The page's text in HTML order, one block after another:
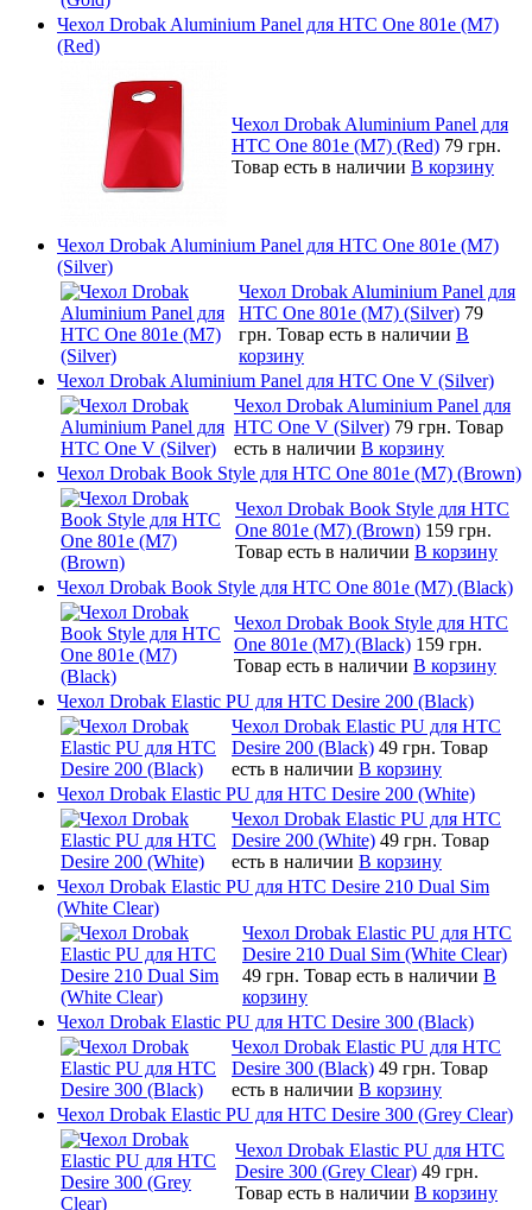
Чехол Drobak Aluminium Panel для HTC One 801e (M7)
(Red)
Чехол Drobak Aluminium Panel для
HTC One 801e (M7) (Red) 79 грн.
Товар есть в наличии В корзину
Чехол Drobak Aluminium Panel для HTC One 801e (M7)
(Silver)
Чехол Drobak Aluminium Panel для
HTC One 801e (M7) (Silver) 79
грн. Товар есть в наличии В
корзину
Чехол Drobak Aluminium Panel для HTC One V (Silver)
Чехол Drobak Aluminium Panel для
HTC One V (Silver) 79 грн. Товар
есть в наличии В корзину
Чехол Drobak Book Style для HTC One 801e (M7) (Brown)
Чехол Drobak Book Style для HTC
One 801e (M7) (Brown) 159 грн.
Товар есть в наличии В корзину
Чехол Drobak Book Style для HTC One 801e (M7) (Black)
Чехол Drobak Book Style для HTC
One 801e (M7) (Black) 159 грн.
Товар есть в наличии В корзину
Чехол Drobak Elastic PU для HTC Desire 200 (Black)
Чехол Drobak Elastic PU для HTC
Desire 200 (Black) 49 грн. Товар
есть в наличии В корзину
Чехол Drobak Elastic PU для HTC Desire 200 (White)
Чехол Drobak Elastic PU для HTC
Desire 200 (White) 49 грн. Товар
есть в наличии В корзину
Чехол Drobak Elastic PU для HTC Desire 210 Dual Sim
(White Clear)
Чехол Drobak Elastic PU для HTC
Desire 210 Dual Sim (White Clear)
49 грн. Товар есть в наличии В
корзину
Чехол Drobak Elastic PU для HTC Desire 300 (Black)
Чехол Drobak Elastic PU для HTC
Desire 300 (Black) 49 грн. Товар
есть в наличии В корзину
Чехол Drobak Elastic PU для HTC Desire 300 (Grey Clear)
Чехол Drobak Elastic PU для HTC
Desire 300 (Grey Clear) 49 грн.
Товар есть в наличии В корзину